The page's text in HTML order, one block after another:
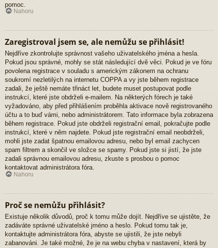
pomoc.
Nahoru
Zaregistroval jsem se, ale nemůžu se přihlásit!
Nejdříve zkontrolujte správnost vašeho uživatelského jména a hesla.
Pokud jsou správné, mohly se stát následující dvě věci. Pokud je ve fóru
povolena registrace v souladu s americkým zákonem na ochranu
soukromí nezletilých na internetu COPPA a vy jste během registrace
zadali, že ještě nemáte třináct let, budete muset postupovat podle
instrukcí, které jste obdrželi e-mailem. Na některých fórech je také
vyžadováno, aby před přihlášením proběhla aktivace nově registrovaného
účtu a to buď vámi, nebo administrátorem. Tato informace byla zobrazena
během registrace. Pokud jste obdrželi registrační email, pokračujte podle
instrukcí, které v něm najdete. Pokud jste registrační email neobdrželi,
mohli jste zadat špatnou emailovou adresu, nebo byl email zachycen
spam filtrem a skončil ve složce se spamy. Pokud jste si jistí, že jste
zadali správnou emailovou adresu, zkuste s prosbou o pomoc
kontaktovat administrátora fóra.
Nahoru
Proč se nemůžu přihlásit?
Existuje několik důvodů, proč k tomu může dojít. Nejdříve se ujistěte, že
zadáváte správné uživatelské jméno a heslo. Pokud tomu tak je,
kontaktujte administrátora fóra, abyste se ujistili, že jste nebyli
zabanováni. Je také možné, že je na webu chyba v nastavení, která by